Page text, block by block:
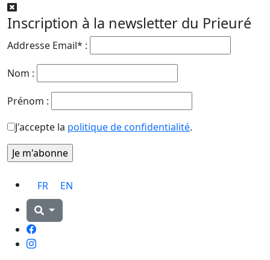
Inscription à la newsletter du Prieuré
Addresse Email* :
Nom :
Prénom :
J'accepte la politique de confidentialité.
FR EN
Facebook
Instagram